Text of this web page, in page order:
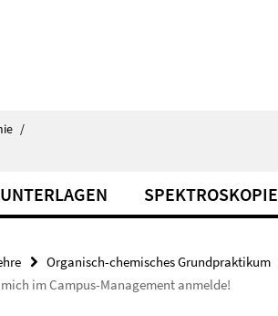
/
SPEKTROSKOPIE
Organisch-chemisches Grundpraktikum
im Campus-Management anmelde!